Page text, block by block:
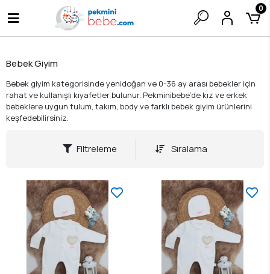
0
Bebek Giyim
Bebek giyim kategorisinde yenidoğan ve 0-36 ay arası bebekler için
rahat ve kullanışlı kıyafetler bulunur. Pekminibebe’de kız ve erkek
bebeklere uygun tulum, takım, body ve farklı bebek giyim ürünlerini
keşfedebilirsiniz.
Filtreleme Sıralama